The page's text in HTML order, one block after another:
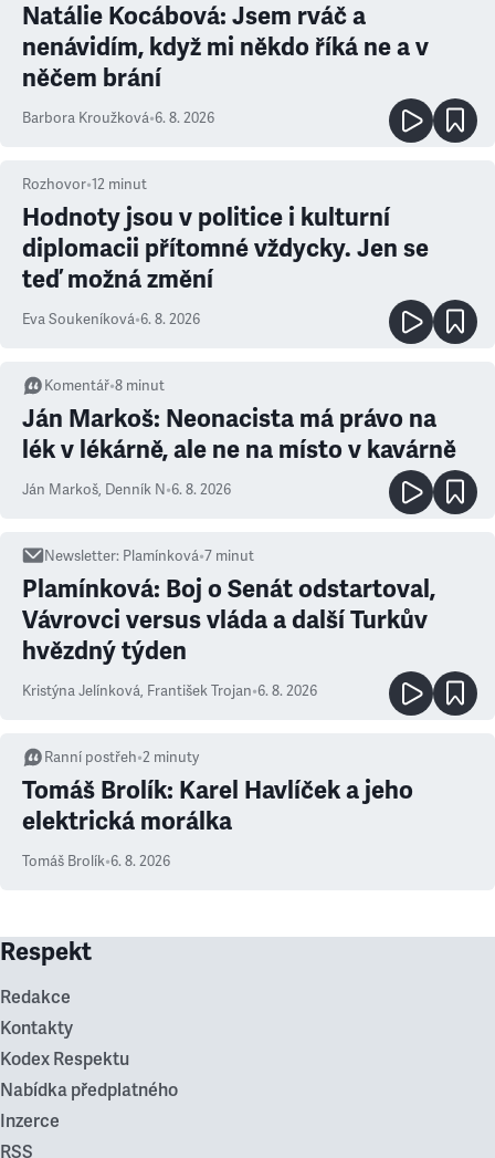
Natálie Kocábová: Jsem rváč a
nenávidím, když mi někdo říká ne a v
něčem brání
Barbora Kroužková•6. 8. 2026
Rozhovor•12 minut
Hodnoty jsou v politice i kulturní
diplomacii přítomné vždycky. Jen se
teď možná změní
Eva Soukeníková•6. 8. 2026
Komentář•8 minut
Ján Markoš: Neonacista má právo na
lék v lékárně, ale ne na místo v kavárně
Ján Markoš, Denník N•6. 8. 2026
Newsletter: Plamínková•7 minut
Plamínková: Boj o Senát odstartoval,
Vávrovci versus vláda a další Turkův
hvězdný týden
Kristýna Jelínková, František Trojan•6. 8. 2026
Ranní postřeh•2 minuty
Tomáš Brolík: Karel Havlíček a jeho
elektrická morálka
Tomáš Brolík•6. 8. 2026
Respekt
Redakce
Kontakty
Kodex Respektu
Nabídka předplatného
Inzerce
RSS